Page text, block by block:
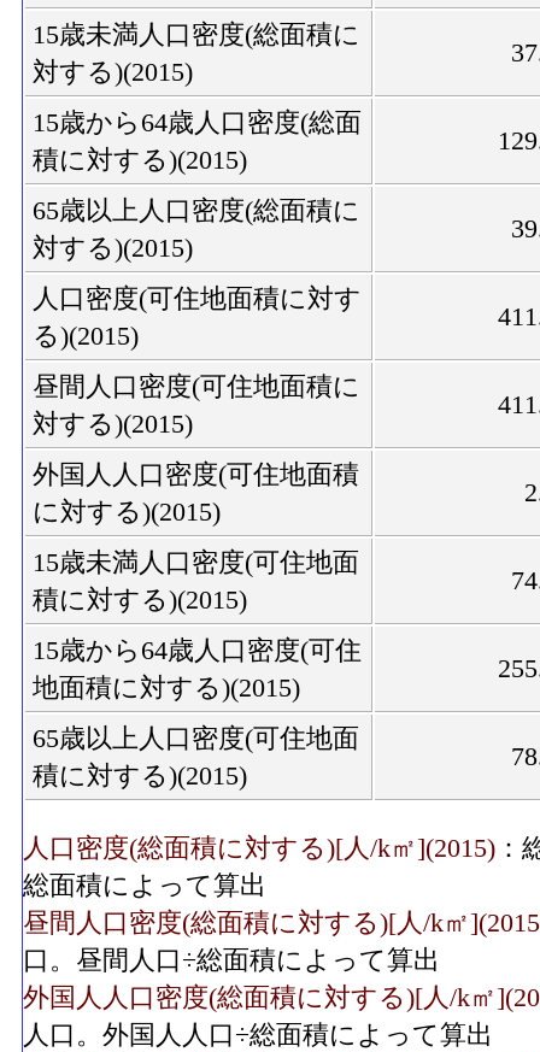
15歳未満人口密度(総面積に
対する)(2015)
15歳から64歳人口密度(総面
積に対する)(2015)
65歳以上人口密度(総面積に
対する)(2015)
人口密度(可住地面積に対す
る)(2015)
昼間人口密度(可住地面積に
対する)(2015)
外国人人口密度(可住地面積
に対する)(2015)
15歳未満人口密度(可住地面
積に対する)(2015)
15歳から64歳人口密度(可住
地面積に対する)(2015)
65歳以上人口密度(可住地面
積に対する)(2015)
人口密度(総面積に対する)[人/k㎡](2015) ：
総面積によって算出
昼間人口密度(総面積に対する)[人/k㎡
口。昼間人口÷総面積によって算出
外国人人口密度(総面積に対する)[人/k㎡
人口。外国人人口÷総面積によって算出